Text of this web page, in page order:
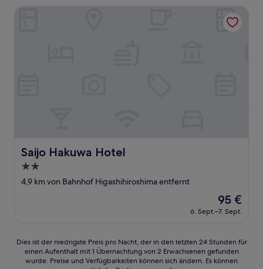
(558
Saijo Hakuwa Hotel
Saijo Hakuwa Hotel
2.0-
Sterne-
4,9 km von Bahnhof Higashihiroshima entfernt
Der
Preis
beträgt
95 €
6. Sept.–7. Sept.
Dies
der
Dies ist der niedrigste Preis pro Nacht, der in den letzten 24 Stunden für
einen Aufenthalt mit 1 Übernachtung von 2 Erwachsenen gefunden
wurde. Preise und Verfügbarkeiten können sich ändern. Es können